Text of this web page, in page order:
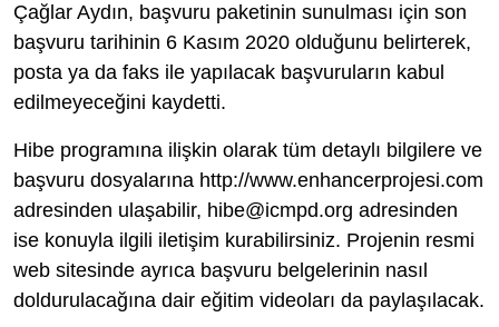
Çağlar Aydın, başvuru paketinin sunulması için son
başvuru tarihinin 6 Kasım 2020 olduğunu belirterek,
posta ya da faks ile yapılacak başvuruların kabul
edilmeyeceğini kaydetti.
Hibe programına ilişkin olarak tüm detaylı bilgilere ve
başvuru dosyalarına http://www.enhancerprojesi.com
adresinden ulaşabilir, hibe@icmpd.org adresinden
ise konuyla ilgili iletişim kurabilirsiniz. Projenin resmi
web sitesinde ayrıca başvuru belgelerinin nasıl
doldurulacağına dair eğitim videoları da paylaşılacak.